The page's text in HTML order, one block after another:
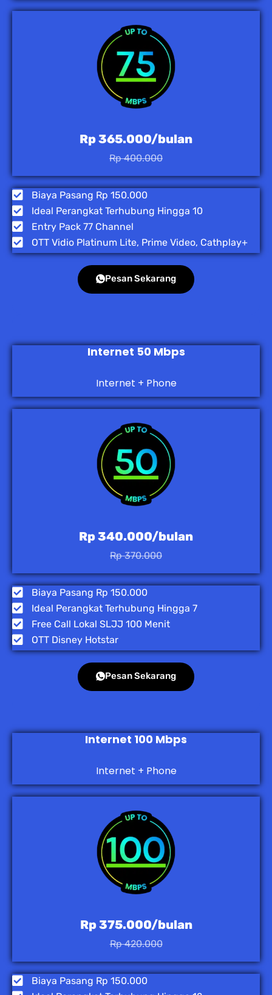
Rp 365.000/bulan
Rp 400.000
Biaya Pasang Rp 150.000
Ideal Perangkat Terhubung Hingga 10
Entry Pack 77 Channel
OTT Vidio Platinum Lite, Prime Video, Cathplay+
Pesan Sekarang
Internet 50 Mbps
Internet + Phone
Rp 340.000/bulan
Rp 370.000
Biaya Pasang Rp 150.000
Ideal Perangkat Terhubung Hingga 7
Free Call Lokal SLJJ 100 Menit
OTT Disney Hotstar
Pesan Sekarang
Internet 100 Mbps
Internet + Phone
Rp 375.000/bulan
Rp 420.000
Biaya Pasang Rp 150.000